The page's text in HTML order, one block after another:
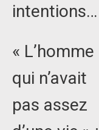
intentions…
« L’homme
qui n’avait
pas assez